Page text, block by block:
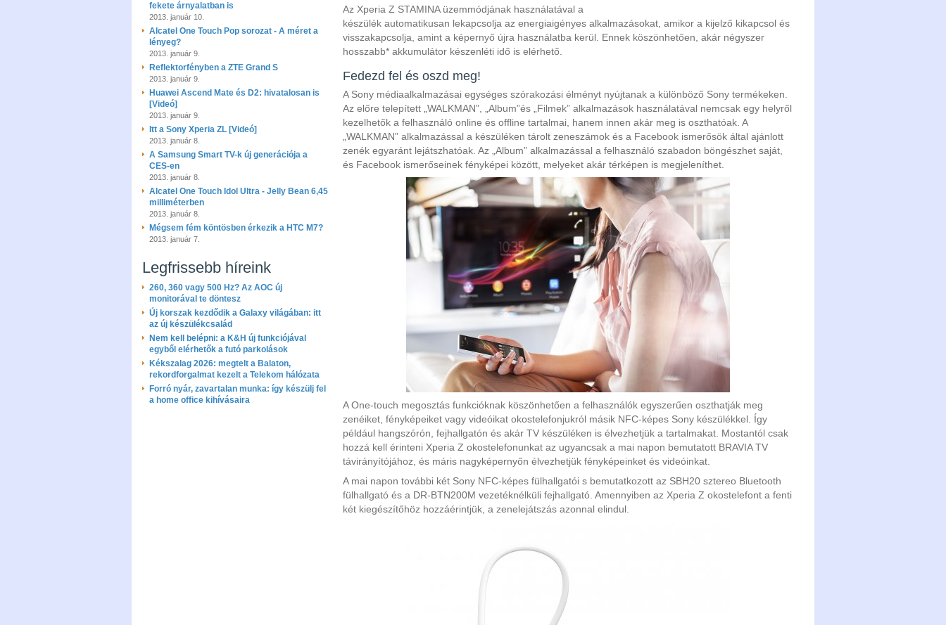
fekete árnyalatban is
2013. január 10.
Alcatel One Touch Pop sorozat - A méret a
lényeg?
2013. január 9.
Reflektorfényben a ZTE Grand S
2013. január 9.
Huawei Ascend Mate és D2: hivatalosan is
[Videó]
2013. január 9.
Itt a Sony Xperia ZL [Videó]
2013. január 8.
A Samsung Smart TV-k új generációja a
CES-en
2013. január 8.
Alcatel One Touch Idol Ultra - Jelly Bean 6,45
milliméterben
2013. január 8.
Mégsem fém köntösben érkezik a HTC M7?
2013. január 7.
Legfrissebb híreink
260, 360 vagy 500 Hz? Az AOC új
monitorával te döntesz
Új korszak kezdődik a Galaxy világában: itt
az új készülékcsalád
Nem kell belépni: a K&H új funkciójával
egyből elérhetők a futó parkolások
Kékszalag 2026: megtelt a Balaton,
rekordforgalmat kezelt a Telekom hálózata
Forró nyár, zavartalan munka: így készülj fel
a home office kihívásaira
Az Xperia Z STAMINA üzemmódjának használatával a
készülék automatikusan lekapcsolja az energiaigényes alkalmazásokat, amikor a kijelző kikapcsol és
visszakapcsolja, amint a képernyő újra használatba kerül. Ennek köszönhetően, akár négyszer
hosszabb* akkumulátor készenléti idő is elérhető.
Fedezd fel és oszd meg!
A Sony médiaalkalmazásai egységes szórakozási élményt nyújtanak a különböző Sony termékeken.
Az előre telepített „WALKMAN”, „Album”és „Filmek” alkalmazások használatával nemcsak egy helyről
kezelhetők a felhasználó online és offline tartalmai, hanem innen akár meg is oszthatóak. A
„WALKMAN” alkalmazással a készüléken tárolt zeneszámok és a Facebook ismerősök által ajánlott
zenék egyaránt lejátszhatóak. Az „Album” alkalmazással a felhasználó szabadon böngészhet saját,
és Facebook ismerőseinek fényképei között, melyeket akár térképen is megjeleníthet.
A One-touch megosztás funkcióknak köszönhetően a felhasználók egyszerűen oszthatják meg
zenéiket, fényképeiket vagy videóikat okostelefonjukról másik NFC-képes Sony készülékkel. Így
például hangszórón, fejhallgatón és akár TV készüléken is élvezhetjük a tartalmakat. Mostantól csak
hozzá kell érinteni Xperia Z okostelefonunkat az ugyancsak a mai napon bemutatott BRAVIA TV
távirányítójához, és máris nagyképernyőn élvezhetjük fényképeinket és videóinkat.
A mai napon további két Sony NFC-képes fülhallgatói s bemutatkozott az SBH20 sztereo Bluetooth
fülhallgató és a DR-BTN200M vezetéknélküli fejhallgató. Amennyiben az Xperia Z okostelefont a fenti
két kiegészítőhöz hozzáérintjük, a zenelejátszás azonnal elindul.